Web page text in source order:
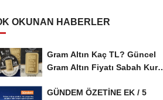
OKUNAN HABERLER
Gram Altın Kaç TL? Güncel
Gram Altın Fiyatı Sabah Kuru
GÜNDEM ÖZETİNE EK / 5